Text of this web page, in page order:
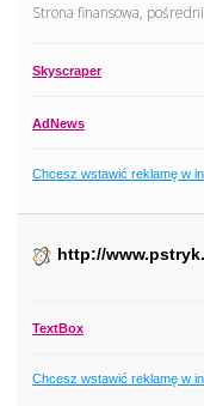
Strona finansowa,
Skyscraper
AdNews
Chcesz wstawić reklamę w
http://
TextBox
Chcesz wstawić reklamę w